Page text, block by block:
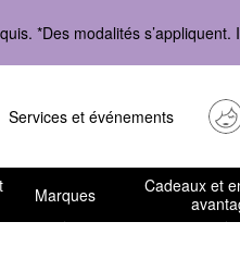
*Des modalités s’appliquent.
Services et événements
Marques
Cadeaux et